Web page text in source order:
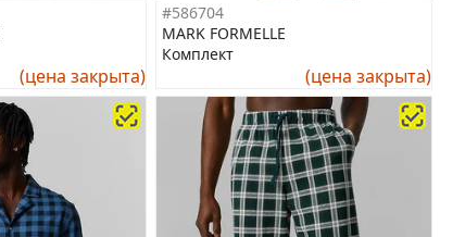
(цена закрыта)
#586704
MARK FORMELLE
Комплект
(цена закрыта)